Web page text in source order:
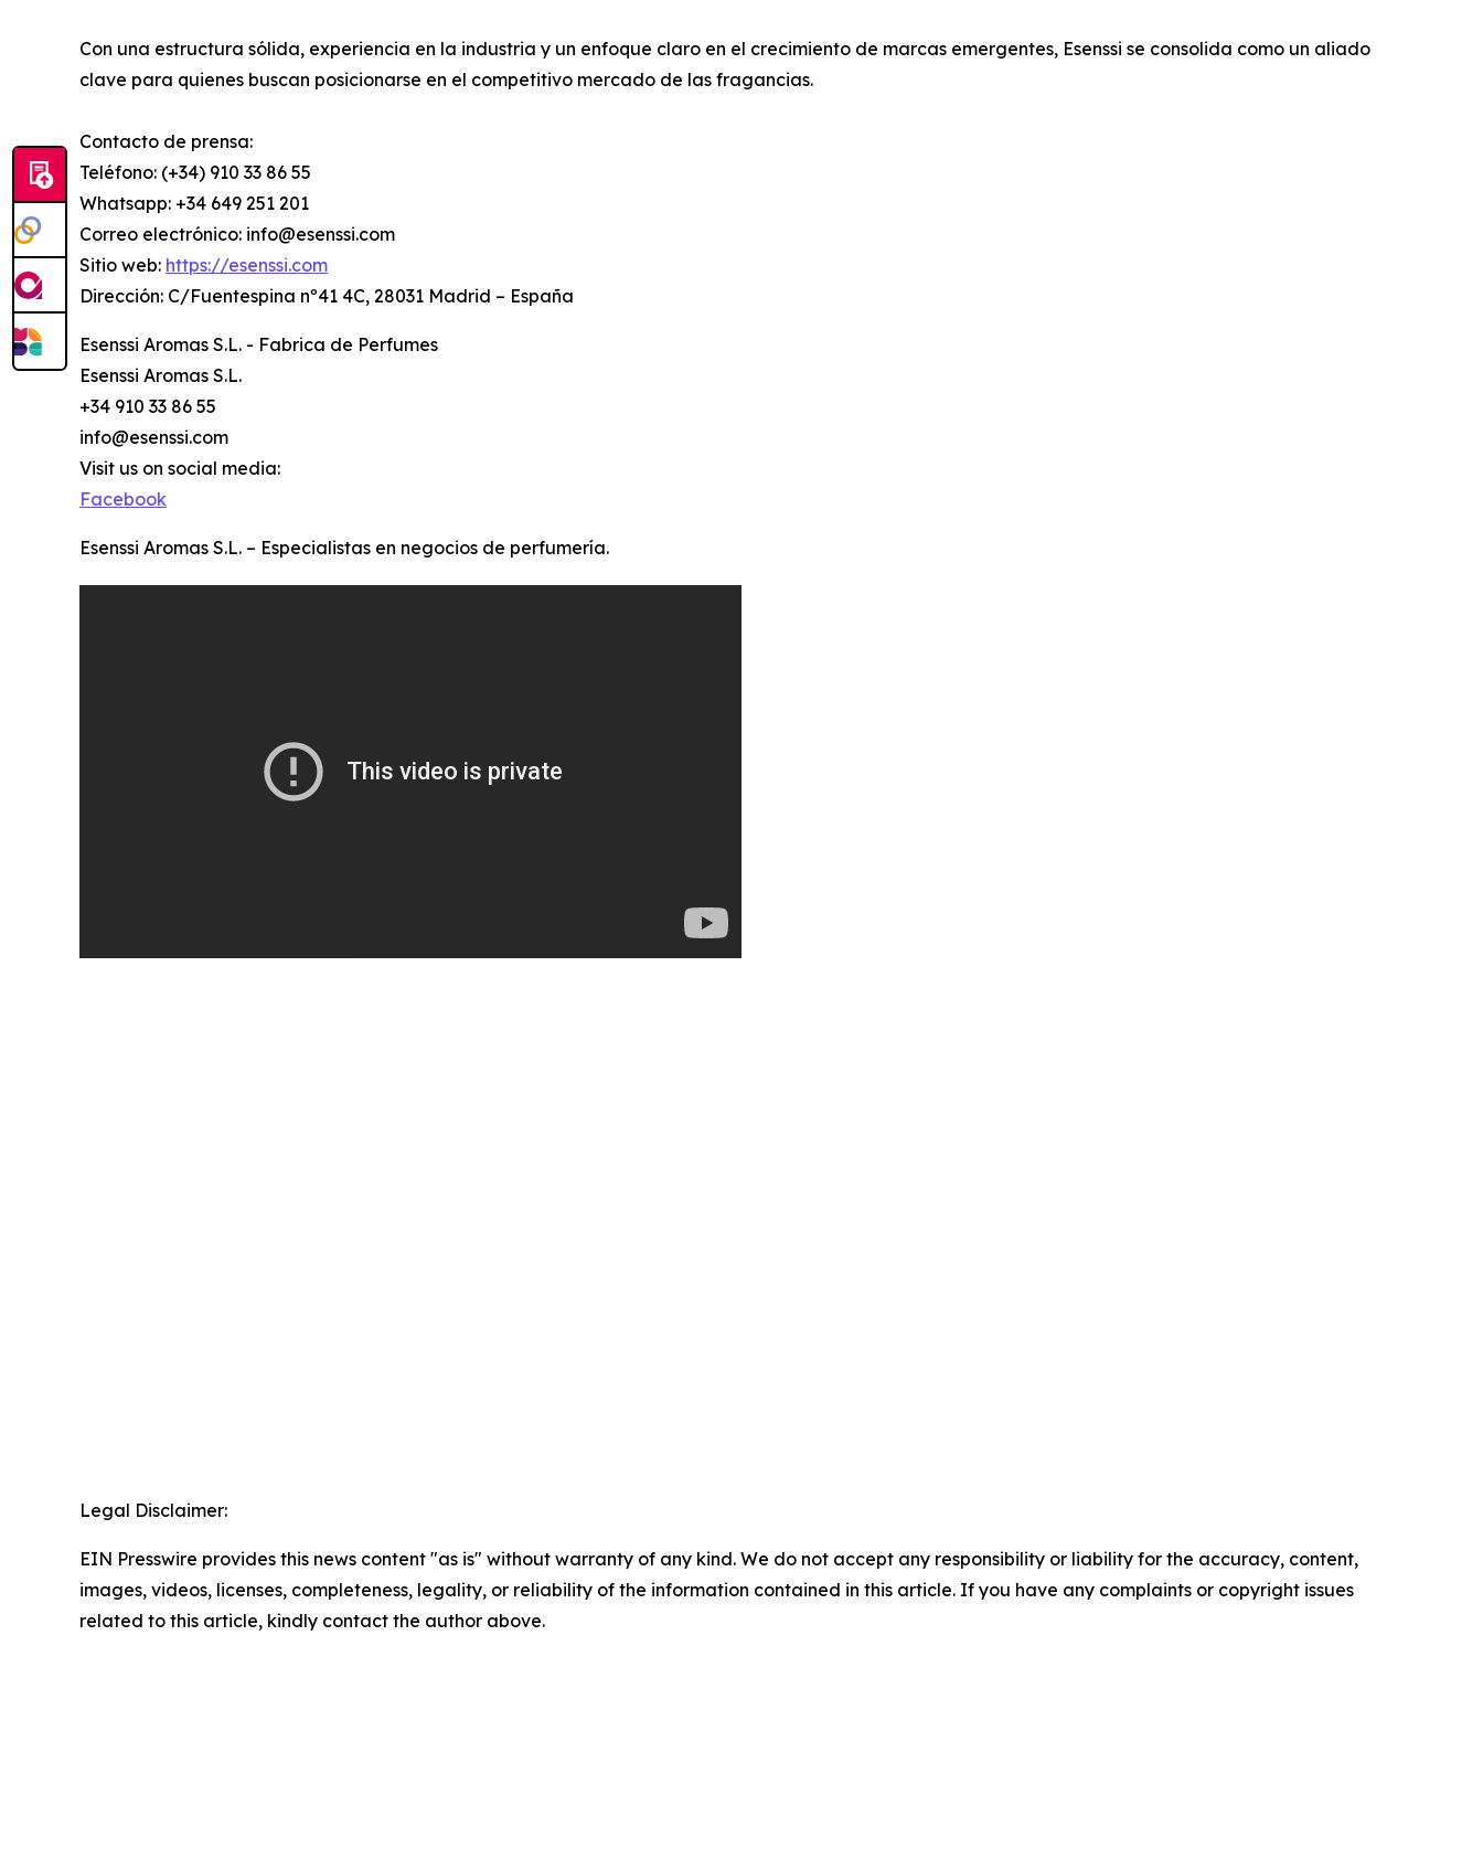
Con una estructura sólida, experiencia en la industria y un enfoque claro en el crecimiento de marcas emergentes, Esenssi se consolida como un aliado
clave para quienes buscan posicionarse en el competitivo mercado de las fragancias.
Contacto de prensa:
Teléfono: (+34) 910 33 86 55
Whatsapp: +34 649 251 201
Correo electrónico: info@esenssi.com
Sitio web: https://esenssi.com
Dirección: C/Fuentespina nº41 4C, 28031 Madrid – España
Esenssi Aromas S.L. - Fabrica de Perfumes
Esenssi Aromas S.L.
+34 910 33 86 55
info@esenssi.com
Visit us on social media:
Facebook
Esenssi Aromas S.L. – Especialistas en negocios de perfumería.
Legal Disclaimer:
EIN Presswire provides this news content "as is" without warranty of any kind. We do not accept any responsibility or liability for the accuracy, content,
images, videos, licenses, completeness, legality, or reliability of the information contained in this article. If you have any complaints or copyright issues
related to this article, kindly contact the author above.